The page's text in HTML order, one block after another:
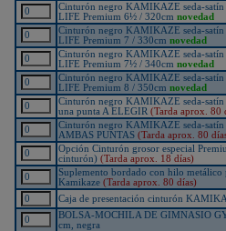
Cinturón negro KAMIKAZE seda-satín
LIFE Premium 6½ / 320cm novedad
Cinturón negro KAMIKAZE seda-satín
LIFE Premium 7 / 330cm novedad
Cinturón negro KAMIKAZE seda-satín
LIFE Premium 7½ / 340cm novedad
Cinturón negro KAMIKAZE seda-satín
LIFE Premium 8 / 350cm novedad
Cinturón negro KAMIKAZE seda-satín
una punta A ELEGIR (Tarda aprox. 80
Cinturón negro KAMIKAZE seda-satín
AMBAS PUNTAS (Tarda aprox. 80
Opción Cinturón grosor especial
cinturón) (Tarda aprox. 18 días)
Suplemento bordado con hilo
Kamikaze (Tarda aprox. 80 días)
Caja de presentación cinturón
BOLSA-MOCHILA DE GIMNASIO
cm, negra